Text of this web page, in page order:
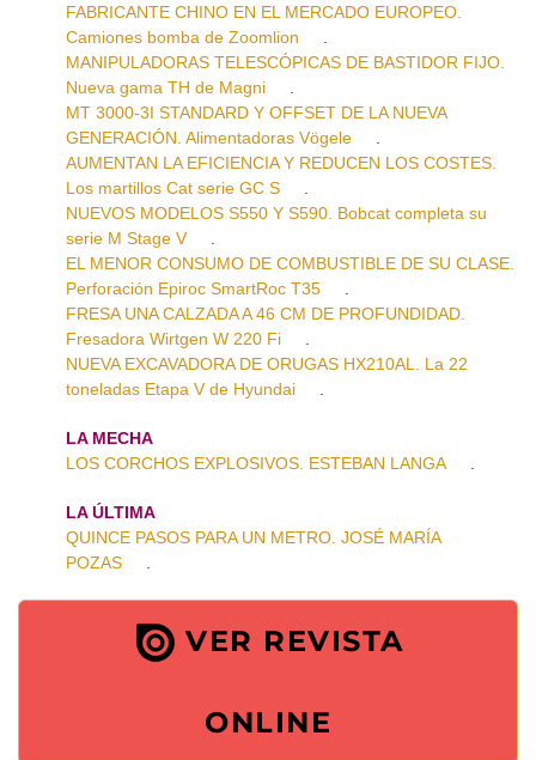
FABRICANTE CHINO EN EL MERCADO EUROPEO.
Camiones bomba de Zoomlion
MANIPULADORAS TELESCÓPICAS DE BASTIDOR FIJO.
Nueva gama TH de Magni
MT 3000-3I STANDARD Y OFFSET DE LA NUEVA
GENERACIÓN. Alimentadoras Vögele
AUMENTAN LA EFICIENCIA Y REDUCEN LOS COSTES.
Los martillos Cat serie GC S
NUEVOS MODELOS S550 Y S590. Bobcat completa su
serie M Stage V
EL MENOR CONSUMO DE COMBUSTIBLE DE SU CLASE.
Perforación Epiroc SmartRoc T35
FRESA UNA CALZADA A 46 CM DE PROFUNDIDAD.
Fresadora Wirtgen W 220 Fi
NUEVA EXCAVADORA DE ORUGAS HX210AL. La 22
toneladas Etapa V de Hyundai
LA MECHA
LOS CORCHOS EXPLOSIVOS. ESTEBAN LANGA
LA ÚLTIMA
QUINCE PASOS PARA UN METRO. JOSÉ MARÍA
POZAS
VER REVISTA
ONLINE